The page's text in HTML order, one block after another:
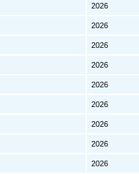
2026
2026
2026
2026
2026
2026
2026
2026
2026